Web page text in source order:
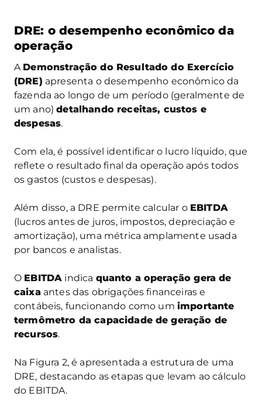
DRE: o desempenho econômico da
operação
A Demonstração do Resultado do Exercício
(DRE) apresenta o desempenho econômico da
fazenda ao longo de um período (geralmente de
um ano)detalhando receitas, custos e
despesas.
Com ela, é possível identificar o lucro líquido, que
reflete o resultado final da operação após todos
os gastos (custos e despesas).
Além disso, a DRE permite calcular o EBITDA
(lucros antes de juros, impostos, depreciação e
amortização), uma métrica amplamente usada
por bancos e analistas.
O EBITDA indica quanto a operação gera de
caixaantes das obrigações financeiras e
contábeis, funcionando como um importante
termômetro da capacidade de geração de
recursos.
Na Figura 2, é apresentada a estrutura de uma
DRE, destacando as etapas que levam ao cálculo
do EBITDA.